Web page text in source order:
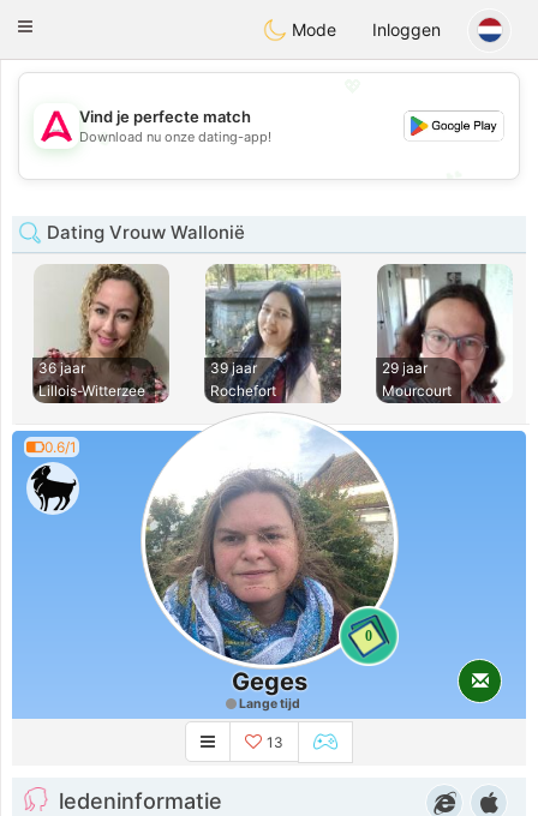
Tantôt
Toggle
Mode Inloggen
💖
💕
Vind je perfecte match
Download nu onze dating-app!
Dating Vrouw Wallonië
36 jaar
Lillois-Witterzee
39 jaar
Rochefort
29 jaar
Mourcourt
0.6/1
0
Geges
Lange tijd
13
ledeninformatie